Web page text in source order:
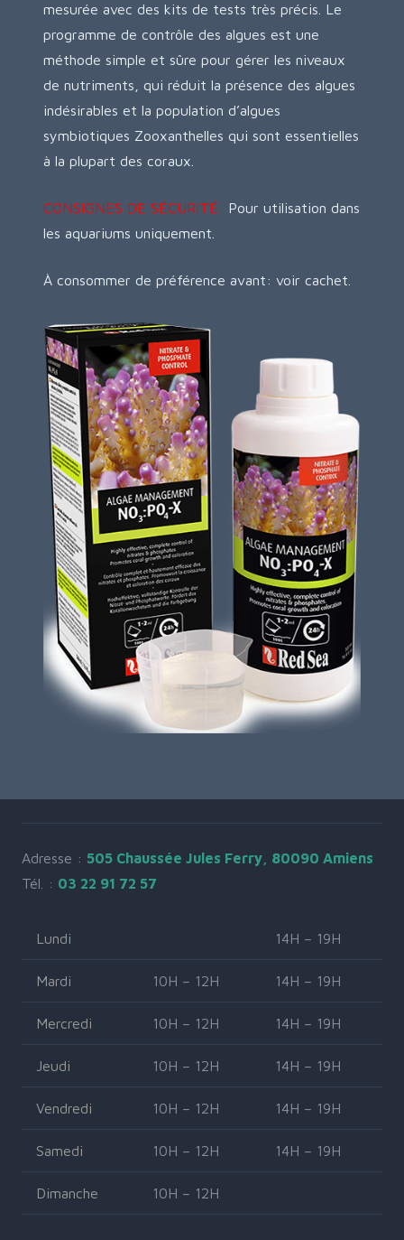
mesurée avec des kits de tests très précis. Le
programme de contrôle des algues est une
méthode simple et sûre pour gérer les niveaux
de nutriments, qui réduit la présence des algues
indésirables et la population d’algues
symbiotiques Zooxanthelles qui sont essentielles
à la plupart des coraux.
CONSIGNES DE SÉCURITÉ: Pour utilisation dans
les aquariums uniquement.
À consommer de préférence avant: voir cachet.
Adresse : 505 Chaussée Jules Ferry, 80090 Amiens
Tél. : 03 22 91 72 57
Lundi 14H – 19H
Mardi 10H – 12H 14H – 19H
Mercredi 10H – 12H 14H – 19H
Jeudi 10H – 12H 14H – 19H
Vendredi 10H – 12H 14H – 19H
Samedi 10H – 12H 14H – 19H
Dimanche 10H – 12H